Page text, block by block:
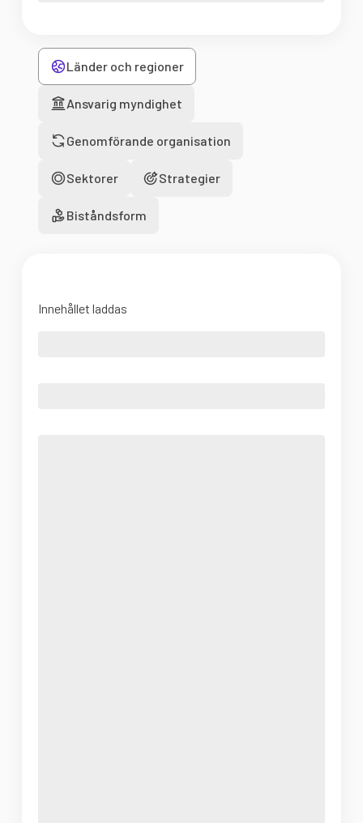
Länder och regioner
Ansvarig myndighet
Genomförande organisation
Sektorer Strategier
Biståndsform
Innehållet laddas